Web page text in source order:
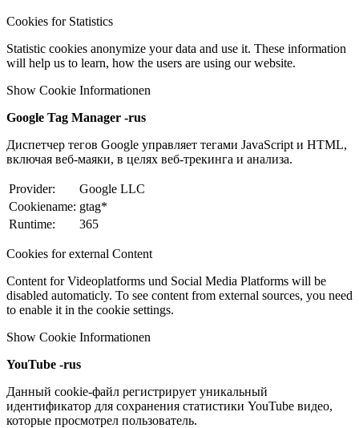
Cookies for Statistics
Statistic cookies anonymize your data and use it. These information
will help us to learn, how the users are using our website.
Show Cookie Informationen
Google Tag Manager -rus
Диспетчер тегов Google управляет тегами JavaScript и HTML,
включая веб-маяки, в целях веб-трекинга и анализа.
Provider:
Google LLC
Cookiename: gtag*
Runtime:
365
Cookies for external Content
Content for Videoplatforms und Social Media Platforms will be
disabled automaticly. To see content from external sources, you need
to enable it in the cookie settings.
Show Cookie Informationen
YouTube -rus
Данный cookie-файл регистрирует уникальный
идентификатор для сохранения статистики YouTube видео,
которые просмотрел пользователь.